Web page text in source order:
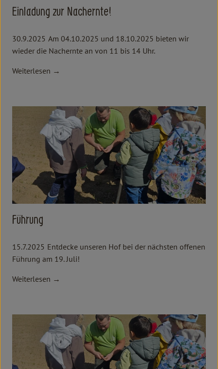
Einladung zur Nachernte!
30.9.2025 Am 04.10.2025 und 18.10.2025 bieten wir
wieder die Nachernte an von 11 bis 14 Uhr.
Weiterlesen →
Führung
15.7.2025 Entdecke unseren Hof bei der nächsten offenen
Führung am 19. Juli!
Weiterlesen →